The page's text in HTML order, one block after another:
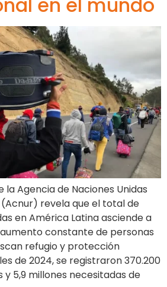
la Agencia de Naciones Unidas
revela que el total de
en América Latina asciende a
aumento constante de personas
refugio y protección
de 2024, se registraron 370.200
y 5,9 millones necesitadas de